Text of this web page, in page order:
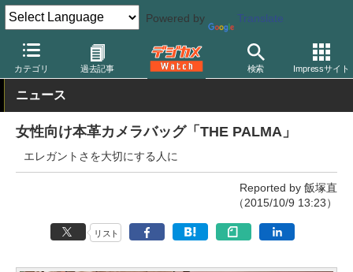
Powered by Translate
カテゴリ 過去記事 検索 Impressサイト
デジカメ Watch 撮影用品 カメラバッグ ONA
ニュース
女性向け本革カメラバッグ「THE PALMA」
エレガントさを大切にする人に
Reported by 飯塚直
（2015/10/9 13:23）
リスト